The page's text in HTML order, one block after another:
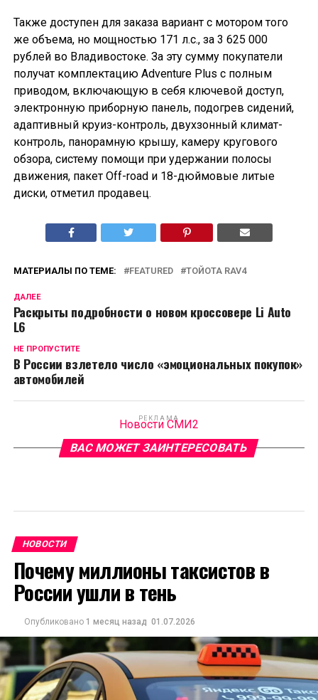
Также доступен для заказа вариант с мотором того
же объема, но мощностью 171 л.с., за 3 625 000
рублей во Владивостоке. За эту сумму покупатели
получат комплектацию Adventure Plus с полным
приводом, включающую в себя ключевой доступ,
электронную приборную панель, подогрев сидений,
адаптивный круиз-контроль, двухзонный климат-
контроль, панорамную крышу, камеру кругового
обзора, систему помощи при удержании полосы
движения, пакет Off-road и 18-дюймовые литые
диски, отметил продавец.
МАТЕРИАЛЫ ПО ТЕМЕ: FEATURED ТОЙОТА RAV4
ДАЛЕЕ
Раскрыты подробности о новом кроссовере Li Auto
L6
НЕ ПРОПУСТИТЕ
В России взлетело число «эмоциональных покупок»
автомобилей
РЕКЛАМА
Новости СМИ2
ВАС МОЖЕТ ЗАИНТЕРЕСОВАТЬ
НОВОСТИ
Почему миллионы таксистов в
России ушли в тень
Опубликовано 1 месяц назад 01.07.2026